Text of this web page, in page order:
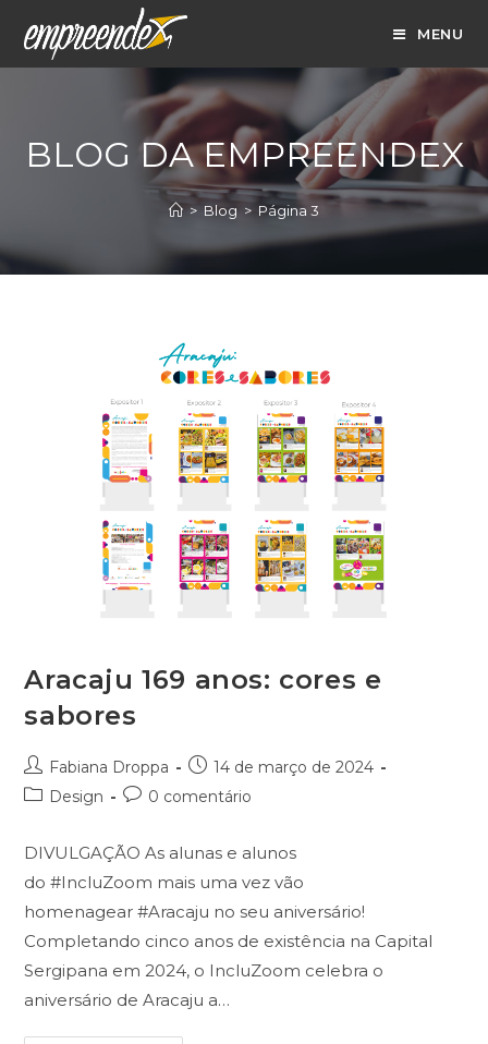
para
o
MENU
BLOG DA EMPREENDEX
> Blog > Página 3
Aracaju 169 anos: cores e
sabores
Autor
do
Fabiana Droppa
Post
publicado:
14 de março de 2024
Categoria
Design
Comentários
post:
0 comentário
DIVULGAÇÃO As alunas e alunos
do #IncluZoom mais uma vez vão
homenagear #Aracaju no seu aniversário!
Completando cinco anos de existência na Capital
Sergipana em 2024, o IncluZoom celebra o
aniversário de Aracaju a…